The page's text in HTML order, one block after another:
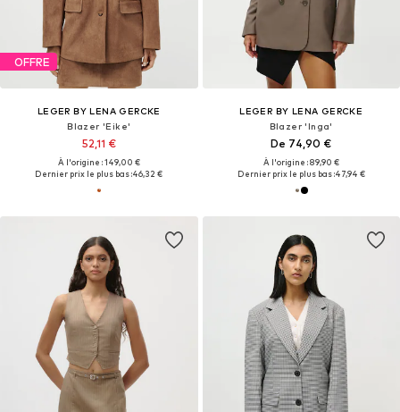
OFFRE
LEGER BY LENA GERCKE
Blazer 'Eike'
52,11 €
À l'origine : 149,00 €
Dernier prix le plus bas :46,32 €
LEGER BY LENA GERCKE
Blazer 'Inga'
De 74,90 €
À l'origine : 89,90 €
Dernier prix le plus bas :47,94 €